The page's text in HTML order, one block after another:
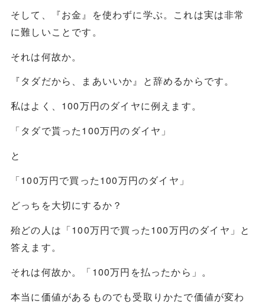
そして、『お金』を使わずに学ぶ。これは実は非常
に難しいことです。
それは何故か。
『タダだから、まあいいか』と辞めるからです。
私はよく、100万円のダイヤに例えます。
「タダで貰った100万円のダイヤ」
と
「100万円で買った100万円のダイヤ」
どっちを大切にするか？
殆どの人は「100万円で買った100万円のダイヤ」と
答えます。
それは何故か。「100万円を払ったから」。
本当に価値があるものでも受取りかたで価値が変わ